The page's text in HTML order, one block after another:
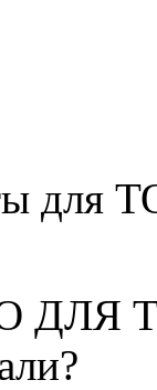
для
ДЛЯ